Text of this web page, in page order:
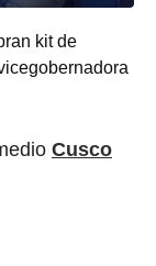
kit de
Cusco